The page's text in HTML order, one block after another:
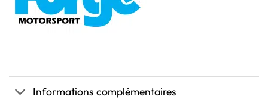
Informations complémentaires